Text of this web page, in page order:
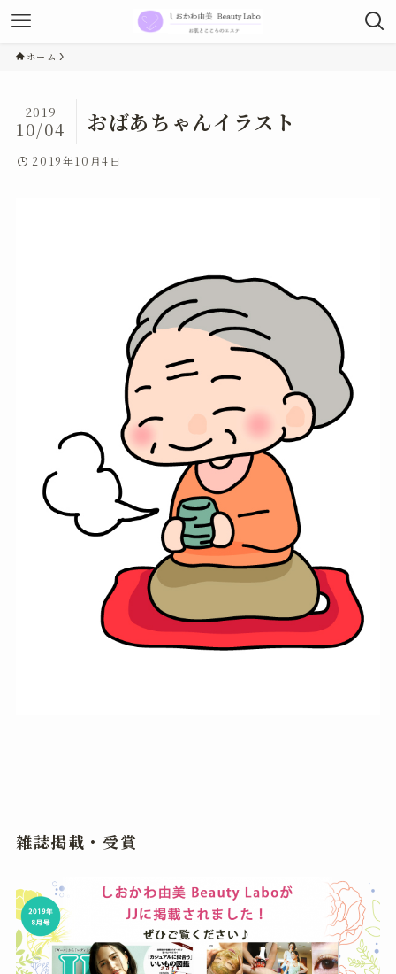
ホーム
おばあちゃんイラスト
2019
10/04
2019年10月4日
雑誌掲載・受賞